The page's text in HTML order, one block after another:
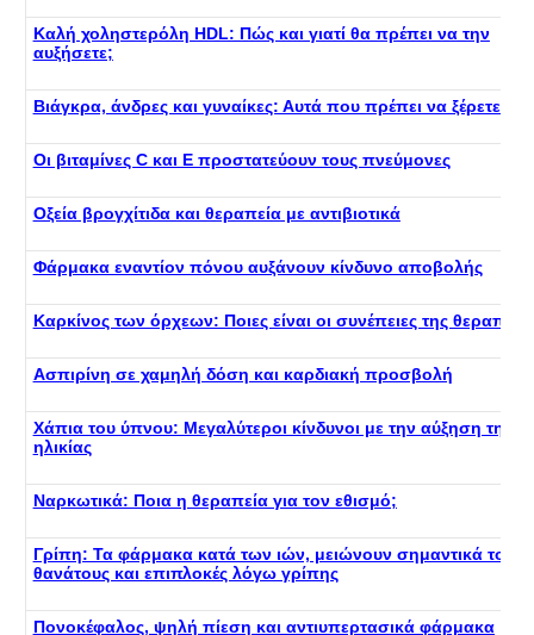
Καλή χοληστερόλη HDL: Πώς και γιατί θα πρέπει να την
αυξήσετε;
Βιάγκρα, άνδρες και γυναίκες: Αυτά που πρέπει να ξέρετε
Οι βιταμίνες C και Ε προστατεύουν τους πνεύμονες
Οξεία βρογχίτιδα και θεραπεία με αντιβιοτικά
Φάρμακα εναντίον πόνου αυξάνουν κίνδυνο αποβολής
Καρκίνος των όρχεων: Ποιες είναι οι συνέπειες της
Ασπιρίνη σε χαμηλή δόση και καρδιακή προσβολή
Χάπια του ύπνου: Μεγαλύτεροι κίνδυνοι με την αύξηση της
ηλικίας
Ναρκωτικά: Ποια η θεραπεία για τον εθισμό;
Γρίπη: Τα φάρμακα κατά των ιών, μειώνουν σημαντικά τους
θανάτους και επιπλοκές λόγω γρίπης
Πονοκέφαλος, ψηλή πίεση και αντιυπερτασικά φάρμακα